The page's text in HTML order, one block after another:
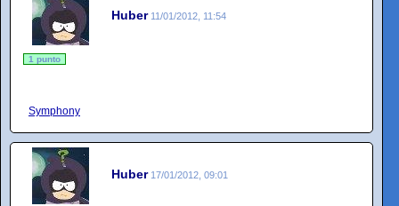
Huber 11/01/2012, 11:54
1 punto
Symphony
Huber 17/01/2012, 09:01